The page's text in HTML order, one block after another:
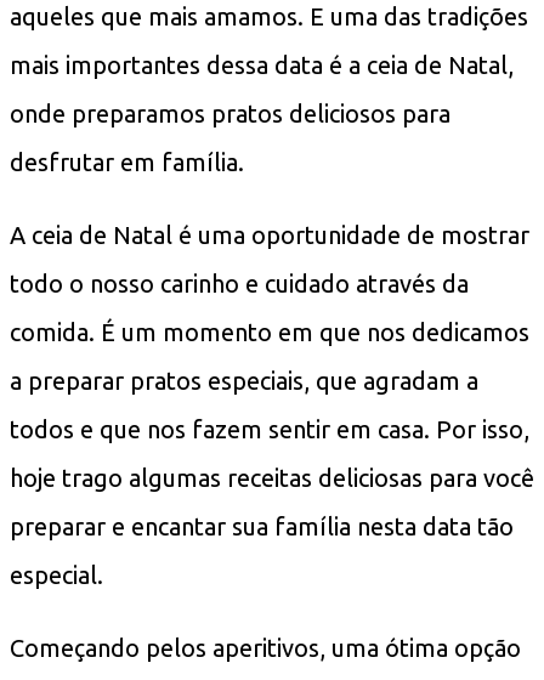
aqueles que mais amamos. E uma das tradições
mais importantes dessa data é a ceia de Natal,
onde preparamos pratos deliciosos para
desfrutar em família.
A ceia de Natal é uma oportunidade de mostrar
todo o nosso carinho e cuidado através da
comida. É um momento em que nos dedicamos
a preparar pratos especiais, que agradam a
todos e que nos fazem sentir em casa. Por isso,
hoje trago algumas receitas deliciosas para você
preparar e encantar sua família nesta data tão
especial.
Começando pelos aperitivos, uma ótima opção